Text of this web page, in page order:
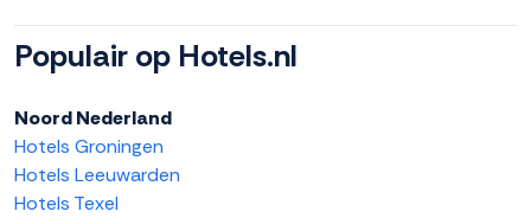
Populair op Hotels.nl
Noord Nederland
Hotels Groningen
Hotels Leeuwarden
Hotels Texel